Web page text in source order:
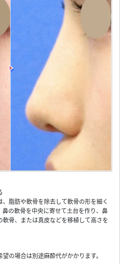
脂肪や軟骨を除去して軟骨の形を細く
の軟骨を中央に寄せて土台を作り、鼻
骨、または真皮などを移植して高さを
の場合は別途麻酔代がかかります。